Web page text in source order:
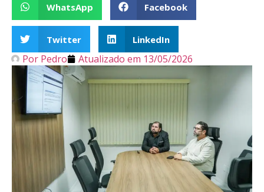
WhatsApp Facebook
Twitter LinkedIn
Por Pedro Atualizado em 13/05/2026